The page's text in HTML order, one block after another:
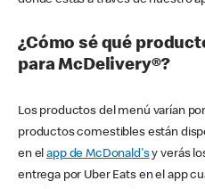
¿Cómo sé qué
para McDelivery®?
Los productos del menú varían
productos comestibles están
en elapp de McDonald'sy verás
entrega por Uber Eats en el app